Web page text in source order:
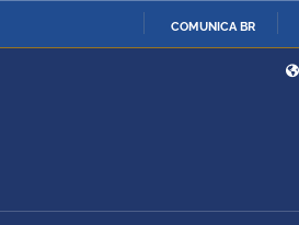
COMUNICA BR
Ministério da Defesa